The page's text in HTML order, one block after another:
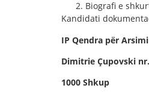
Biografi e
Kandidati
IP Qendra për
Dimitrie Çupovski
1000 Shkup